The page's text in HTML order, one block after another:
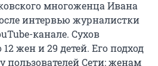
многоженца Ивана
интервью журналистки
канале. Сухов
12 жен и 29 детей. Его подход
пользователей Сети: женам